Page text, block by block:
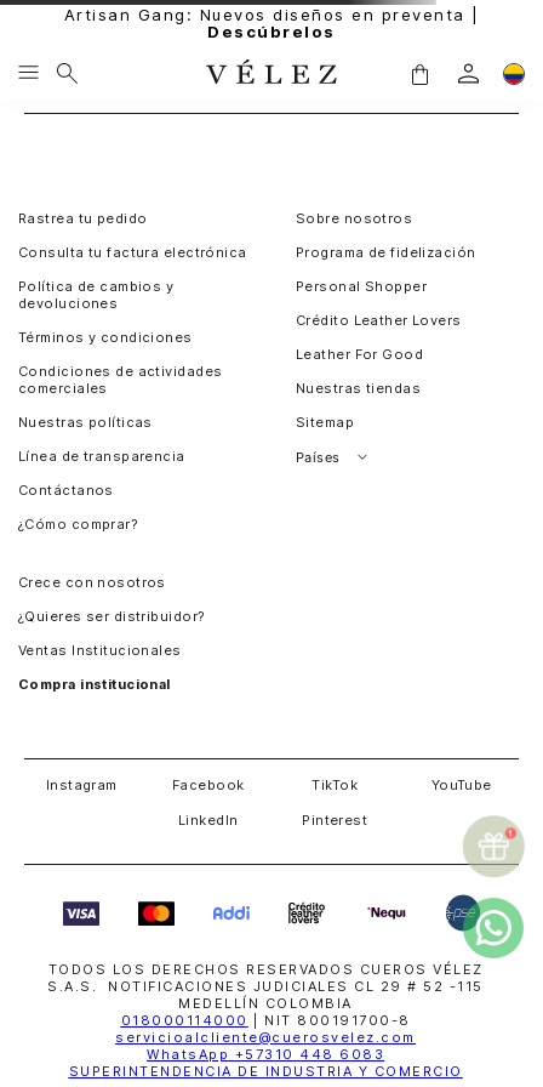
Artisan Gang: Nuevos diseños en preventa |
Descúbrelos
Rastrea tu pedido
Consulta tu factura electrónica
Política de cambios y
devoluciones
Términos y condiciones
Condiciones de actividades
comerciales
Nuestras políticas
Línea de transparencia
Contáctanos
¿Cómo comprar?
Sobre nosotros
Programa de fidelización
Personal Shopper
Crédito Leather Lovers
Leather For Good
Nuestras tiendas
Sitemap
Países
Crece con nosotros
¿Quieres ser distribuidor?
Ventas Institucionales
Compra institucional
Instagram Facebook TikTok YouTube
LinkedIn Pinterest
TODOS LOS DERECHOS RESERVADOS CUEROS VÉLEZ
S.A.S. NOTIFICACIONES JUDICIALES CL 29 # 52 -115
MEDELLÍN COLOMBIA
018000114000
| NIT 800191700-8
servicioalcliente@cuerosvelez.com
WhatsApp +57310 448 6083
SUPERINTENDENCIA DE INDUSTRIA Y COMERCIO